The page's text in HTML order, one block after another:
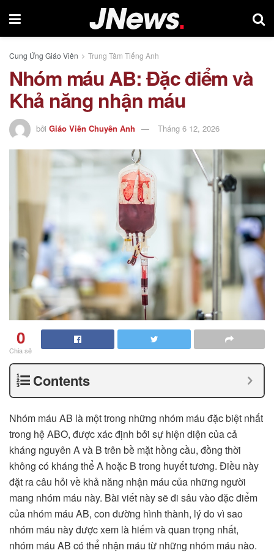
Cung Ứng Giáo Viên Trung Tâm Tiếng Anh
Nhóm máu AB: Đặc điểm và
Khả năng nhận máu
bởi Giáo Viên Chuyên Anh Tháng 6 12, 2026
0
Chia sẻ
Contents
Nhóm máu AB là một trong những nhóm máu đặc biệt nhất
trong hệ ABO, được xác định bởi sự hiện diện của cả
kháng nguyên A và B trên bề mặt hồng cầu, đồng thời
không có kháng thể A hoặc B trong huyết tương. Điều này
đặt ra câu hỏi về khả năng nhận máu của những người
mang nhóm máu này. Bài viết này sẽ đi sâu vào đặc điểm
của nhóm máu AB, con đường hình thành, lý do vì sao
nhóm máu này được xem là hiếm và quan trọng nhất,
nhóm máu AB có thể nhận máu từ những nhóm máu nào.